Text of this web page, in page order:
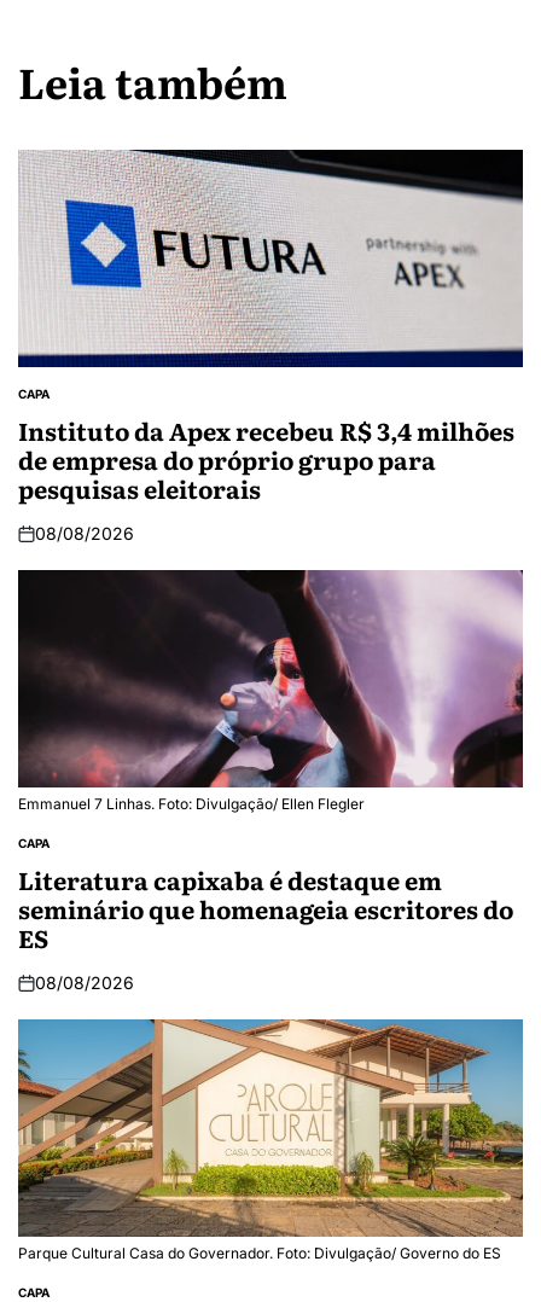
Leia também
CAPA
Instituto da Apex recebeu R$ 3,4 milhões
de empresa do próprio grupo para
pesquisas eleitorais
08/08/2026
Emmanuel 7 Linhas. Foto: Divulgação/ Ellen Flegler
CAPA
Literatura capixaba é destaque em
seminário que homenageia escritores do
ES
08/08/2026
Parque Cultural Casa do Governador. Foto: Divulgação/ Governo do ES
CAPA